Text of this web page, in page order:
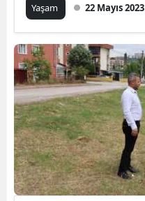
Yaşam 22 Mayıs 2023